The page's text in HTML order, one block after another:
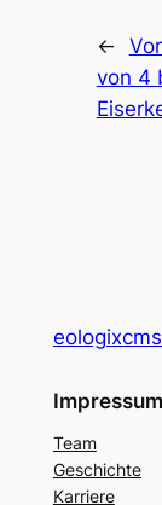
←
von 4
Impressum
Team
Geschichte
Karriere